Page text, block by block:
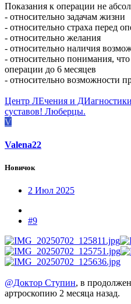
Показания к операции не
- относительно задачам жизни
- относительно страха перед
- относительно желания
- относительно наличия
- относительно понимания,
операции до 6 месяцев
- относительно возможности
Центр ЛЕчения и
суставов! Люберцы.
V
Valena22
Новичок
2 Июл 2025
#9
@Доктор Ступин, в
артроскопию 2 месяца назад.